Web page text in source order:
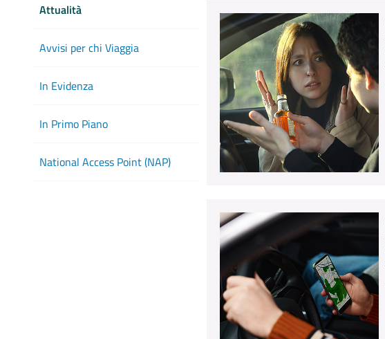
Attualità
Avvisi per chi Viaggia
In Evidenza
In Primo Piano
National Access Point (NAP)